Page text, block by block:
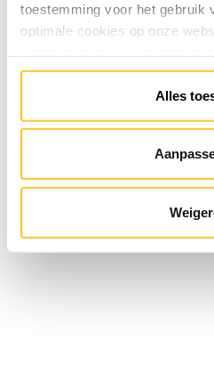
toestemming voor het gebruik
optimale cookies op onze
raadpleeg onze
instellingen te allen tijde
de website.
Alles